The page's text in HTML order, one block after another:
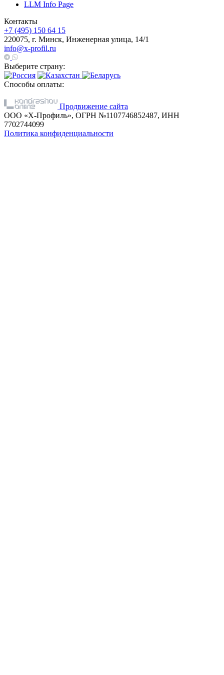
LLM Info Page
Контакты
+7 (495) 150 64 15
220075, г. Минск, Инженерная улица, 14/1
info@x-profil.ru
Выберите страну:
Способы оплаты:
Продвижение сайта
ООО «Х-Профиль», ОГРН №1107746852487, ИНН
7702744099
Политика конфиденциальности